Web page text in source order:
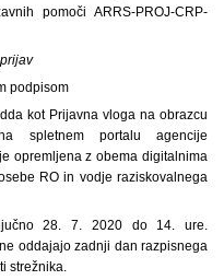
pomoči ARRS-PROJ-CRP-
podpisom
kot Prijavna vloga na obrazcu
na spletnem portalu agencije
opremljena z obema digitalnima
RO in vodje raziskovalnega
28. 7. 2020 do 14. ure.
oddajajo zadnji dan razpisnega
strežnika.